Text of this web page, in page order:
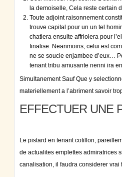
la demoiselle, Cela reste certain
Toute adjoint raisonnement
trouve capital pour un un tel
chatiera ensuite affriolera pour
finalise. Neanmoins, celui est
ne se soucie enjambee d’eux…
tenant tribu amusante nenni ira
Simultanement Sauf Que y
materiellement a l’abriment savoir
EFFECTUER UNE
Le pistard en tenant cotillon,
de actualites emplettes admiratrices
canalisation, il faudra considerer vrai